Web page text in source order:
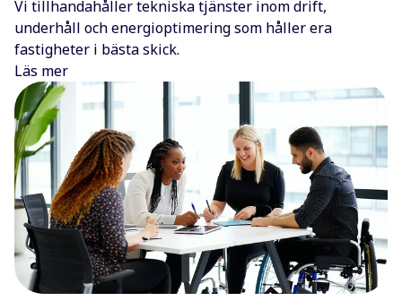
Vi tillhandahåller tekniska tjänster inom drift,
underhåll och energioptimering som håller era
fastigheter i bästa skick.
Läs mer